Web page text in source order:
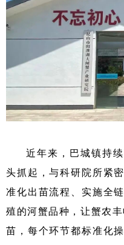
近年来，巴城镇持
头抓起，与科研院所紧
准化出苗流程、实施全
殖的河蟹品种，让蟹农
苗，每个环节都标准化